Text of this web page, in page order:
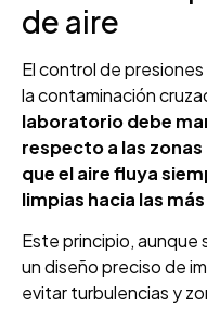
de aire
El control de
la contaminación
laboratorio debe
respecto a las
que el aire fluya
limpias hacia las
Este principio,
un diseño preciso de
evitar turbulencias y